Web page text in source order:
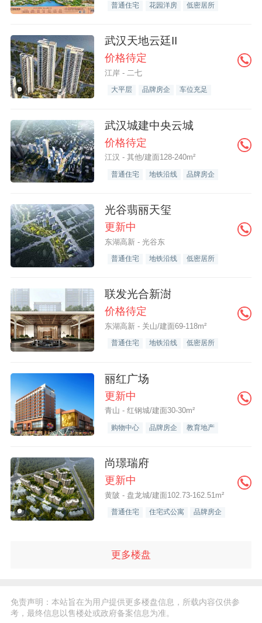
普通住宅 花园洋房 低密居所
武汉天地云廷II
价格待定
江岸 - 二七
大平层 品牌房企 车位充足
武汉城建中央云城
价格待定
江汉 - 其他/建面128-240m²
普通住宅 地铁沿线 品牌房企
光谷翡丽天玺
更新中
东湖高新 - 光谷东
普通住宅 地铁沿线 低密居所
联发光合新澍
价格待定
东湖高新 - 关山/建面69-118m²
普通住宅 地铁沿线 低密居所
丽红广场
更新中
青山 - 红钢城/建面30-30m²
购物中心 品牌房企 教育地产
尚璟瑞府
更新中
黄陂 - 盘龙城/建面102.73-162.51m²
普通住宅 住宅式公寓 品牌房企
更多楼盘
免责声明：本站旨在为用户提供更多楼盘信息，所载内容仅供参
考，最终信息以售楼处或政府备案信息为准。